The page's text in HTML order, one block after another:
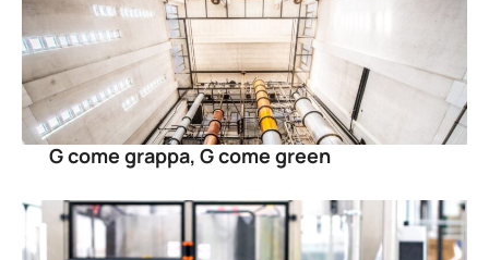
G come grappa, G come green